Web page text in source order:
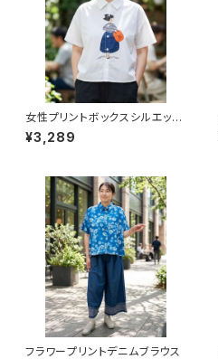
女性プリントボックスシルエット
ブラウス
¥3,289
フラワープリントデニムブラウス